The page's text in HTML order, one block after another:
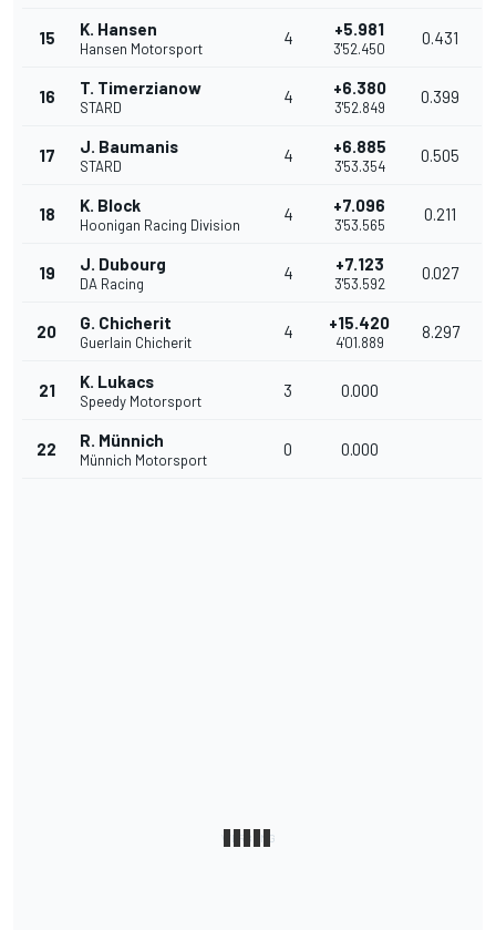
15 K. Hansen
Hansen Motorsport
4 +5.981
3'52.450
0.431
16 T. Timerzianow
STARD
4 +6.380
3'52.849
0.399
17 J. Baumanis
STARD
4 +6.885
3'53.354
0.505
18 K. Block
Hoonigan Racing Division
4 +7.096
3'53.565
0.211
19 J. Dubourg
DA Racing
4 +7.123
3'53.592
0.027
20 G. Chicherit
Guerlain Chicherit
4 +15.420
4'01.889
8.297
21 K. Lukacs
Speedy Motorsport
3 0.000
22 R. Münnich
Münnich Motorsport
0 0.000